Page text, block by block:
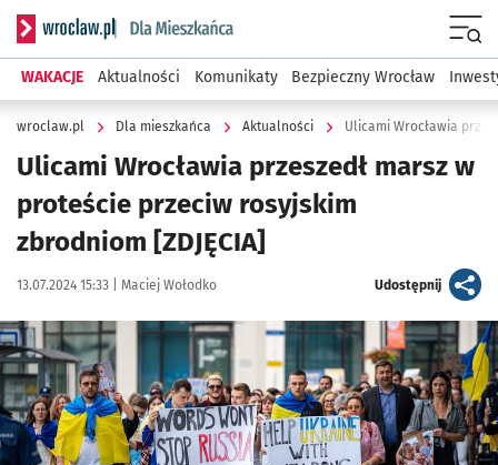
Serwis informacyjny wroclaw.pl podserwis: Dla mieszkańca
WAKACJE Aktualności Komunikaty Bezpieczny Wrocław
wroclaw.pl Dla mieszkańca Aktualności
Ulicami Wrocławia przeszedł marsz w
proteście przeciw rosyjskim
zbrodniom [ZDJĘCIA]
Data publikacji:
13.07.2024 15:33 | Autor:
Maciej Wołodko Udostępnijartykuł
Kliknij, aby zobaczyć galerię